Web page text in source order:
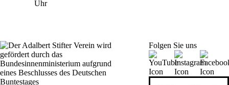
Uhr
Folgen Sie uns